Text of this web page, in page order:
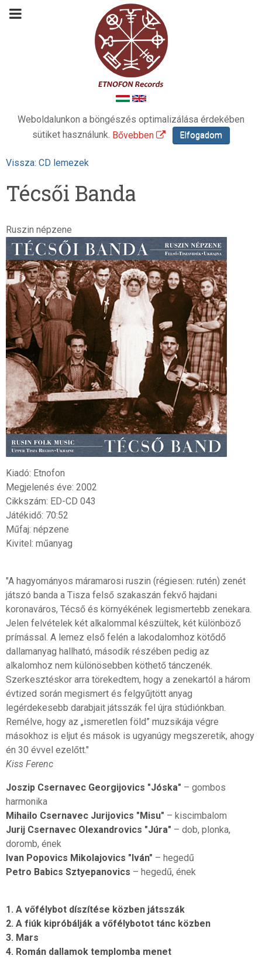
Weboldalunkon a böngészés optimalizálása érdekében
sütiket használunk. Bővebben Elfogadom
Vissza: CD lemezek
Técsői Banda
Ruszin népzene
Kiadó: Etnofon
Megjelenés éve: 2002
Cikkszám: ED-CD 043
Játékidő: 70:52
Műfaj: népzene
Kivitel: műanyag
"A hagyományos máramarosi ruszin (régiesen: rutén) zenét
játszó banda a Tisza felső szakaszán fekvő hajdani
koronaváros, Técső és környékének legismertebb zenekara.
Jelen felvételek két alkalommal készültek, két különböző
prímással. A lemez első felén a lakodalomhoz kötődő
dallamanyag hallható, második részében pedig az
alkalomhoz nem különösebben köthető tánczenék.
Szerkesztéskor arra törekedtem, hogy a zenekartól a három
évtized során megismert és felgyűjtött anyag
legérdekesebb darabjait játsszák fel újra stúdiónkban.
Remélve, hogy az „ismeretlen föld” muzsikája végre
másokhoz is eljut és mások is ugyanúgy megszeretik, ahogy
én 30 évvel ezelőtt."
Kiss Ferenc
Joszip Csernavec Georgijovics "Jóska" – gombos
harmonika
Mihailo Csernavec Jurijovics "Misu" – kiscimbalom
Jurij Csernavec Olexandrovics "Júra" – dob, plonka,
doromb, ének
Ivan Popovics Mikolajovics "Iván" – hegedű
Petro Babics Sztyepanovics – hegedű, ének
1. A vőfélybot díszítése közben játsszák
2. A fiúk kipróbálják a vőfélybotot tánc közben
3. Mars
4. Román dallamok templomba menet